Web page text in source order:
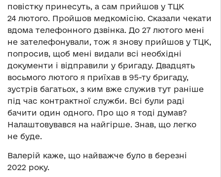
повістку принесуть, а сам прийшов у ТЦК
24 лютого. Пройшов медкомісію. Сказали чекати
вдома телефонного дзвінка. До 27 лютого мені
не зателефонували, тож я знову прийшов у ТЦК,
попросив, щоб мені видали всі необхідні
документи і відправили у бригаду. Двадцять
восьмого лютого я приїхав в 95-ту бригаду,
зустрів багатьох, з ким вже служив тут раніше
під час контрактної служби. Всі були раді
бачити один одного. Про що я тоді думав?
Налаштовувався на найгірше. Знав, що легко
не буде.
Валерій каже, що найважче було в березні
2022 року.